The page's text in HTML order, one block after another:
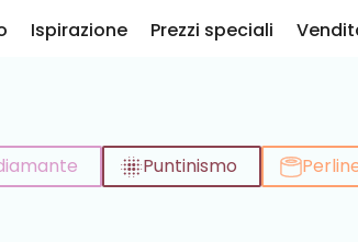
Ispirazione Prezzi speciali
Puntinismo